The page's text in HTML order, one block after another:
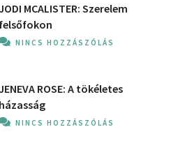
MCALISTER: Szerelem
felsőfokon
NINCS HOZZÁSZÓLÁS
ROSE: A ​tökéletes
házasság
NINCS HOZZÁSZÓLÁS